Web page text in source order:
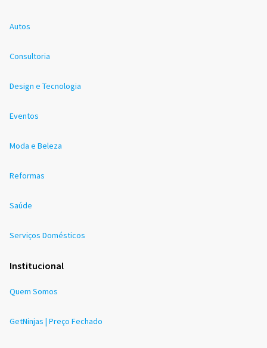
Autos
Consultoria
Design e Tecnologia
Eventos
Moda e Beleza
Reformas
Saúde
Serviços Domésticos
Institucional
Quem Somos
GetNinjas | Preço Fechado